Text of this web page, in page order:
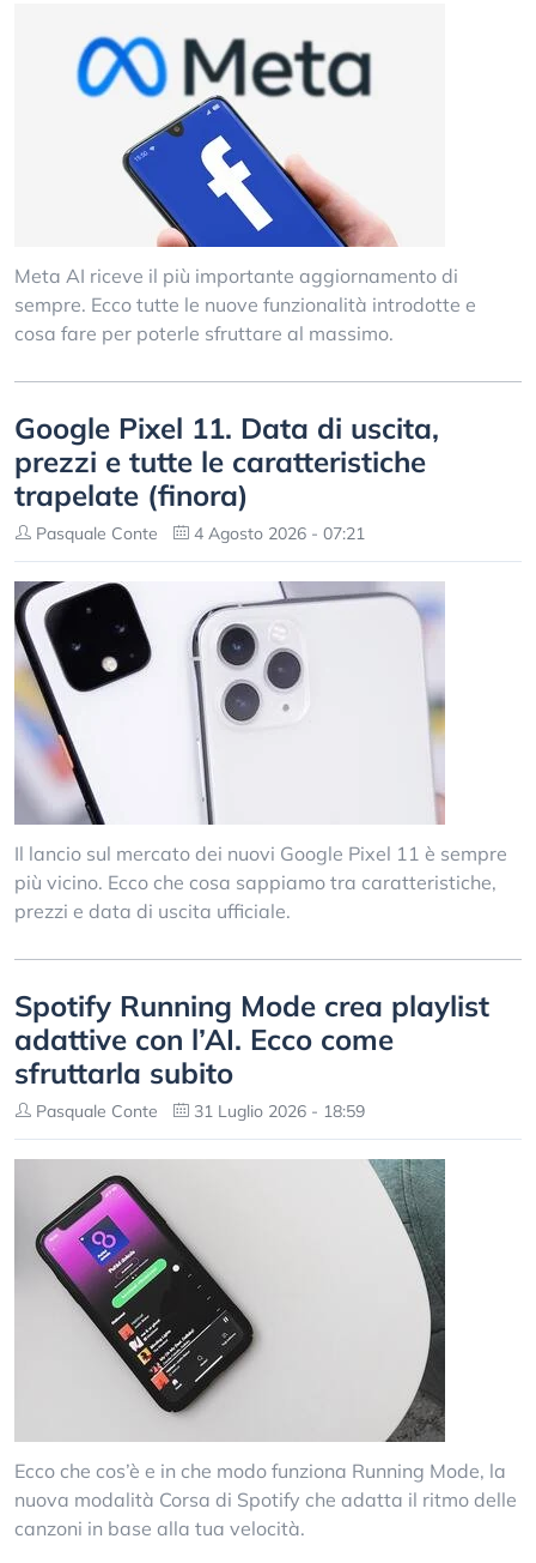
Meta AI riceve il più importante aggiornamento di
sempre. Ecco tutte le nuove funzionalità introdotte e
cosa fare per poterle sfruttare al massimo.
Google Pixel 11. Data di uscita,
prezzi e tutte le caratteristiche
trapelate (finora)
Pasquale Conte 4 Agosto 2026 - 07:21
Il lancio sul mercato dei nuovi Google Pixel 11 è sempre
più vicino. Ecco che cosa sappiamo tra caratteristiche,
prezzi e data di uscita ufficiale.
Spotify Running Mode crea playlist
adattive con l’AI. Ecco come
sfruttarla subito
Pasquale Conte 31 Luglio 2026 - 18:59
Ecco che cos’è e in che modo funziona Running Mode, la
nuova modalità Corsa di Spotify che adatta il ritmo delle
canzoni in base alla tua velocità.